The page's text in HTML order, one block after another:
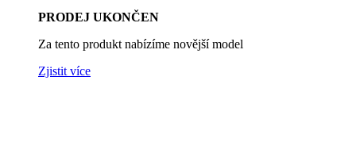
PRODEJ UKONČEN
Za tento produkt nabízíme novější model
Zjistit více